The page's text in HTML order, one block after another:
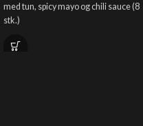
med tun, spicy mayo og chili sauce (8
stk.)